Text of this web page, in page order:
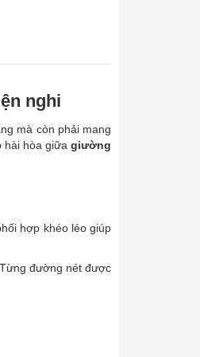
nghi
mà còn phải mang
hài hòa giữagiường
hợp khéo léo giúp
đường nét được